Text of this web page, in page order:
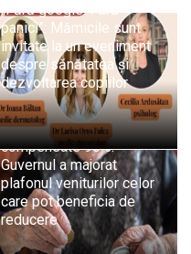
„Fără google. Fără
panici”: Mămicile sunt
invitate la un eveniment
despre sănătatea și
dezvoltarea copiilor
Pensionarii primesc
medicamente
compensate 90%.
Guvernul a majorat
plafonul veniturilor celor
care pot beneficia de
reducere